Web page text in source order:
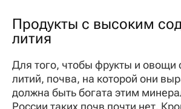
Продукты с высоким
лития
Для того, чтобы фрукты и овощи
литий, почва, на которой они
должна быть богата этим